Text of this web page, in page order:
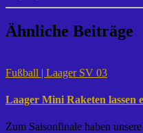
Ähnliche Beiträge
Fußball | Laager SV 03
Laager Mini Raketen lassen
Zum Saisonfinale haben